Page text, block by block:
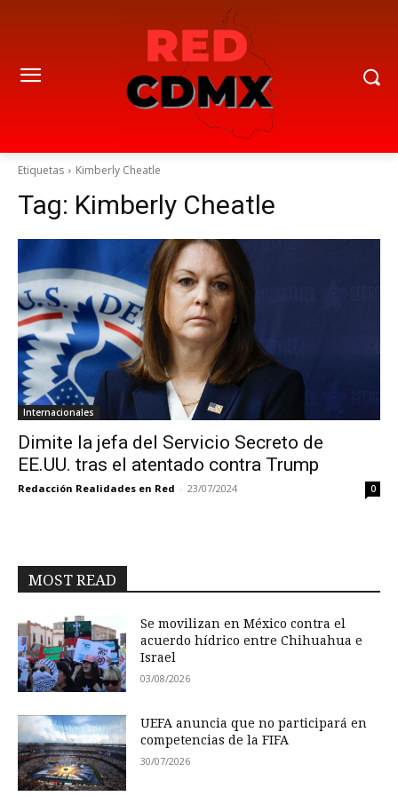
Etiquetas Kimberly Cheatle
Tag: Kimberly Cheatle
Internacionales
Dimite la jefa del Servicio Secreto de
EE.UU. tras el atentado contra Trump
Redacción Realidades en Red - 23/07/2024 0
MOST READ
Se movilizan en México contra el
acuerdo hídrico entre Chihuahua e
Israel
03/08/2026
UEFA anuncia que no participará en
competencias de la FIFA
30/07/2026